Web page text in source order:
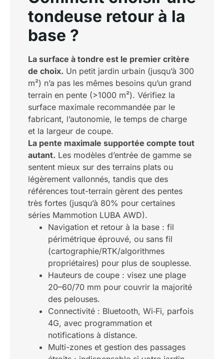
tondeuse retour à la
base ?
La surface à tondre est le premier critère
de choix. Un petit jardin urbain (jusqu’à 300
m²) n’a pas les mêmes besoins qu’un grand
terrain en pente (>1000 m²). Vérifiez la
surface maximale recommandée par le
fabricant, l’autonomie, le temps de charge
et la largeur de coupe.
La pente maximale supportée compte tout
autant. Les modèles d’entrée de gamme se
sentent mieux sur des terrains plats ou
légèrement vallonnés, tandis que des
références tout-terrain gèrent des pentes
très fortes (jusqu’à 80% pour certaines
séries Mammotion LUBA AWD).
Navigation et retour à la base : fil
périmétrique éprouvé, ou sans fil
(cartographie/RTK/algorithmes
propriétaires) pour plus de souplesse.
Hauteurs de coupe : visez une plage
20–60/70 mm pour couvrir la majorité
des pelouses.
Connectivité : Bluetooth, Wi‑Fi, parfois
4G, avec programmation et
notifications à distance.
Multi-zones et gestion des passages